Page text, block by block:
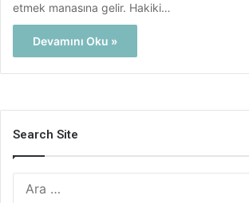
etmek manasına gelir. Hakiki…
Devamını Oku »
Search Site